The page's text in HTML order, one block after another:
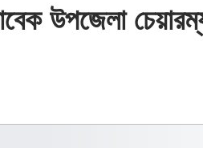
উপজেলা